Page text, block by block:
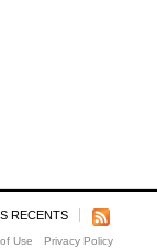
RECENTS
Use Privacy Policy